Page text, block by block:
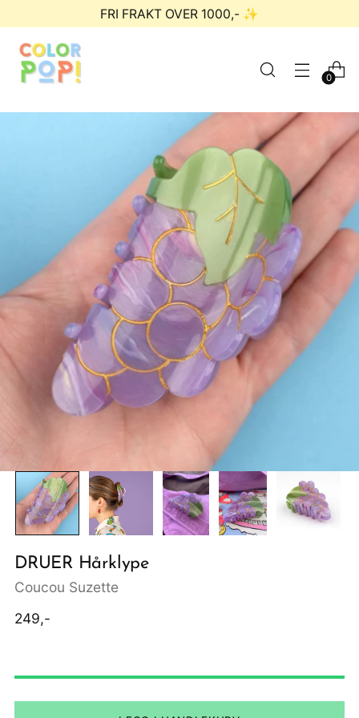
FRI FRAKT OVER 1000,- ✨
0
DRUER Hårklype
Coucou Suzette
Ordinær
249,-